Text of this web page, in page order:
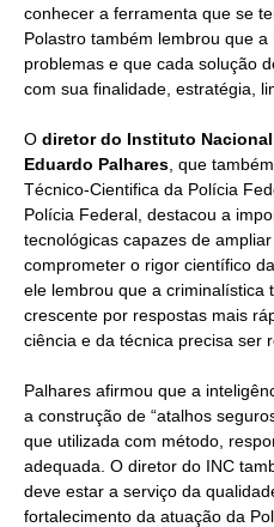
conhecer a ferramenta que se
Polastro também lembrou que
problemas e que cada solução
com sua finalidade, estratégia,
O diretor do Instituto
Eduardo Palhares , que
Técnico-Cientifica da Polícia
Polícia Federal, destacou a
tecnológicas capazes de
comprometer o rigor científico
ele lembrou que a criminalística
crescente por respostas mais
ciência e da técnica precisa ser
Palhares afirmou que a
a construção de “atalhos
que utilizada com método,
adequada. O diretor do INC
deve estar a serviço da
fortalecimento da atuação da